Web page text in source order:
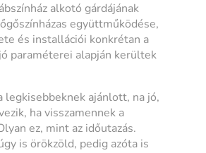
alkotó gárdájának
együttműködése,
és installációi konkrétan a
paraméterei alapján kerültek
legkisebbeknek ajánlott, na jó,
ha visszamennek a
ez, mint az időutazás.
is örökzöld, pedig azóta is